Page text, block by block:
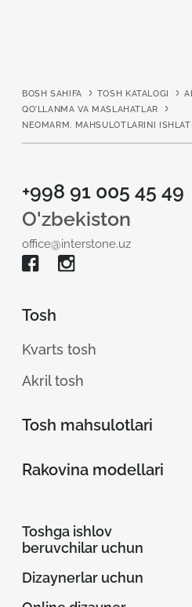
BOSH SAHIFA TOSH KATALOGI
QO'LLANMA VA MASLAHATLAR
+998 91 005 45 49
O'zbekiston
office@interstone.uz
Tosh
Kvarts tosh
Akril tosh
Tosh mahsulotlari
Rakovina modellari
Toshga ishlov
beruvchilar uchun
Dizaynerlar uchun